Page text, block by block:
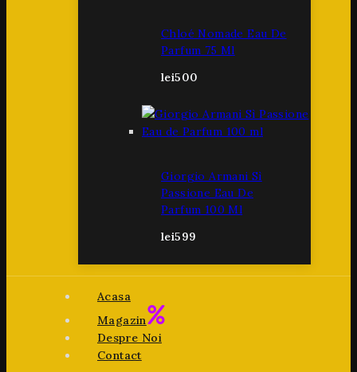
Chloé Nomade Eau De
Parfum 75 Ml
lei500
Giorgio Armani Sì
Passione Eau De
Parfum 100 Ml
lei599
Acasa
Magazin
Despre Noi
Contact